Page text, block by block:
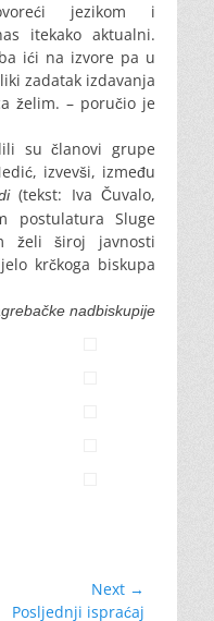
jezikom i
itekako aktualni.
ići na izvore pa u
zadatak izdavanja
želim. – poručio je
su članovi grupe
izvevši, između
(tekst: Iva Čuvalo,
postulatura Sluge
želi široj javnosti
krčkoga biskupa
nadbiskupije
Next →
Posljednji ispraćaj